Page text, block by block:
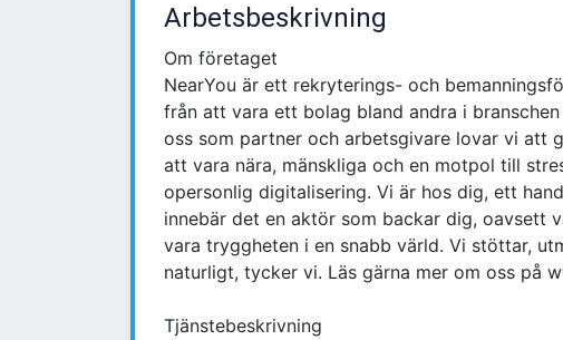
Arbetsbeskrivning
Om företaget
NearYou är ett rekryterings- och
från att vara ett bolag bland andra i
oss som partner och arbetsgivare lovar vi att
att vara nära, mänskliga och en motpol till
opersonlig digitalisering. Vi är hos dig, ett
innebär det en aktör som backar dig, oavsett
vara tryggheten i en snabb värld. Vi stöttar,
naturligt, tycker vi. Läs gärna mer om oss på
Tjänstebeskrivning